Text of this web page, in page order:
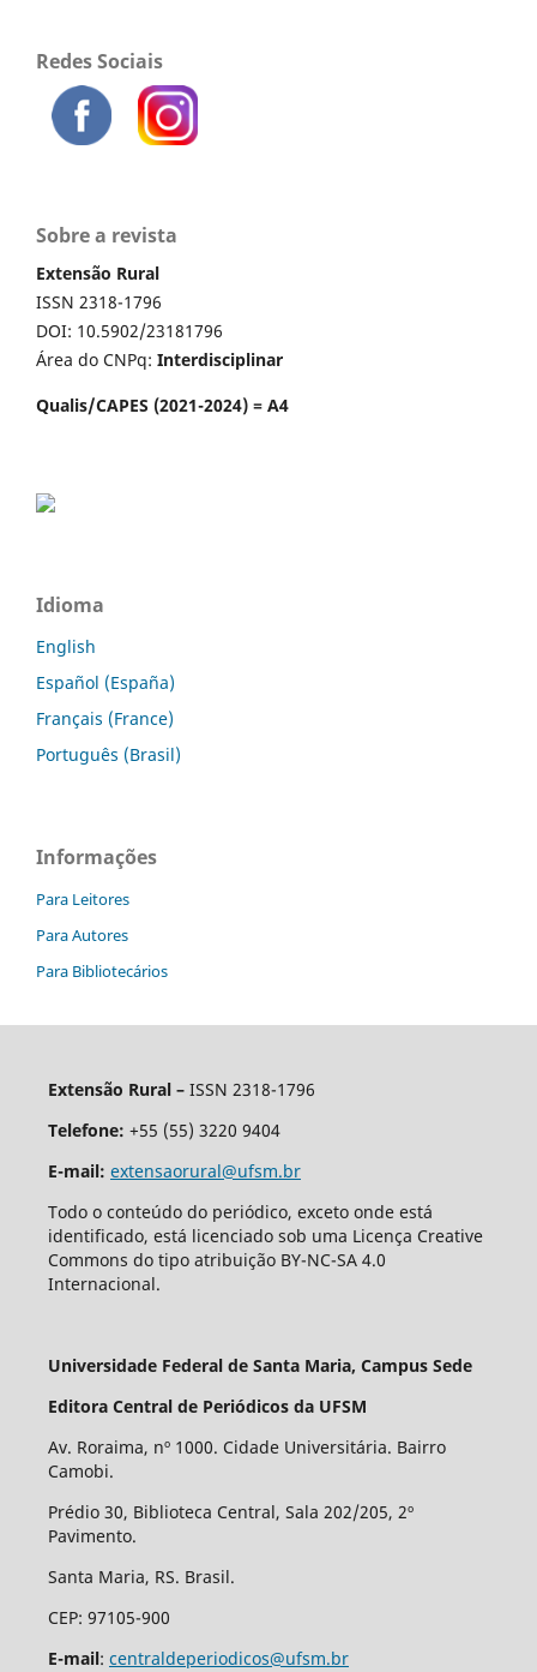
Redes Sociais
Sobre a revista
Extensão Rural
ISSN 2318-1796
DOI: 10.5902/23181796
Área do CNPq: Interdisciplinar
Qualis/CAPES (2021-2024) = A4
Idioma
English
Español (España)
Français (France)
Português (Brasil)
Informações
Para Leitores
Para Autores
Para Bibliotecários
Extensão Rural – ISSN 2318-1796
Telefone: +55 (55) 3220 9404
E-mail: extensaorural@ufsm.br
Todo o conteúdo do periódico, exceto onde está
identificado, está licenciado sob uma Licença Creative
Commons do tipo atribuição BY-NC-SA 4.0
Internacional.
Universidade Federal de Santa Maria, Campus Sede
Editora Central de Periódicos da UFSM
Av. Roraima, nº 1000. Cidade Universitária. Bairro
Camobi.
Prédio 30, Biblioteca Central, Sala 202/205, 2º
Pavimento.
Santa Maria, RS. Brasil.
CEP: 97105-900
E-mail: centraldeperiodicos@ufsm.br